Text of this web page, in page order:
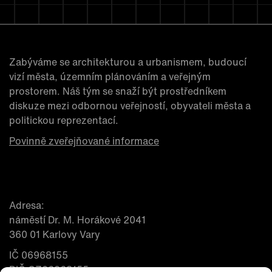
Zabýváme se architekturou a urbanismem, budoucí
vizí města, územním plánováním a veřejným
prostorem. Náš tým se snaží být prostředníkem
diskuze mezi odbornou veřejností, obyvateli města a
politickou reprezentací.
Povinně zveřejňované informace
Adresa:
náměstí Dr. M. Horákové 2041
360 01 Karlovy Vary
IČ 06968155